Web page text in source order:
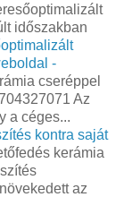
időszakban
-
cseréppel
Az
a céges...
kontra saját
kerámia
az